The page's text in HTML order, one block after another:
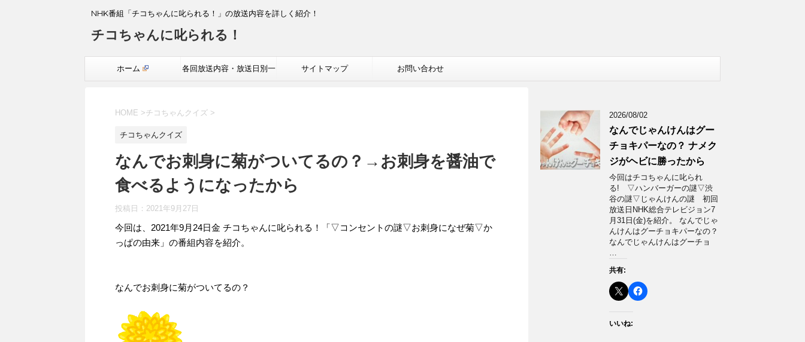
NHK番組「チコちゃんに叱られる！」の放送内容を詳しく紹介！
チコちゃんに叱られる！
ホーム 各回放送内容・放送日別一 サイトマップ お問い合わせ
HOME >チコちゃんクイズ >
チコちゃんクイズ
なんでお刺身に菊がついてるの？→お刺身を醤油で
食べるようになったから
投稿日： 2021年9月27日
今回は、2021年9月24日金 チコちゃんに叱られる！「▽コンセントの謎▽お刺身になぜ菊▽か
っぱの由来」の番組内容を紹介。
なんでお刺身に菊がついてるの？
2026/08/02
なんでじゃんけんはグー
チョキパーなの？ ナメク
ジがヘビに勝ったから
今回はチコちゃんに叱られ
る! ▽ハンバーガーの謎▽渋
谷の謎▽じゃんけんの謎 初回
放送日NHK総合テレビジョン7
月31日(金)を紹介。 なんでじゃ
んけんはグーチョキパーなの？
なんでじゃんけんはグーチョ
…
共有:
いいね: